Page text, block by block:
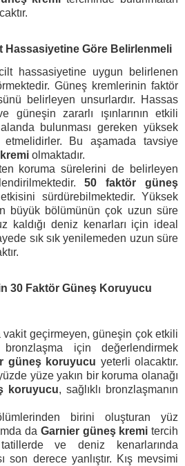
Hassasiyetine Göre Belirlenmeli
hassasiyetine uygun belirlenen
Güneş kremlerinin faktör
belirleyen unsurlardır. Hassas
zararlı ışınlarının etkili
bulunması gereken yüksek
Bu aşamada tavsiye
olmaktadır.
koruma sürelerini de belirleyen
50 faktör güneş
sürdürebilmektedir. Yüksek
büyük bölümünün çok uzun süre
kaldığı deniz kenarları için ideal
sık sık yenilemeden uzun süre
30 Faktör Güneş Koruyucu
vakit geçirmeyen, güneşin çok etkili
için değerlendirmek
güneş koruyucu yeterli olacaktır.
yüze yakın bir koruma olanağı
koruyucu, sağlıklı bronzlaşmanın
birini oluşturan yüz
da Garnier güneş kremi tercih
ve deniz kenarlarında
son derece yanlıştır. Kış mevsimi